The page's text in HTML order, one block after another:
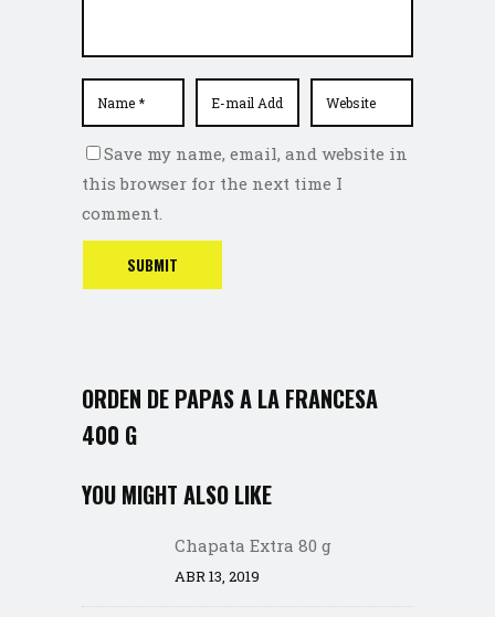
Save my name, email, and website in
this browser for the next time I
comment.
ORDEN DE PAPAS A LA FRANCESA
400 G
YOU MIGHT ALSO LIKE
Chapata Extra 80 g
ABR 13, 2019